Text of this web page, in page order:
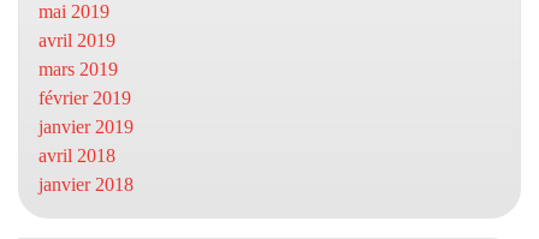
mai 2019
avril 2019
mars 2019
février 2019
janvier 2019
avril 2018
janvier 2018